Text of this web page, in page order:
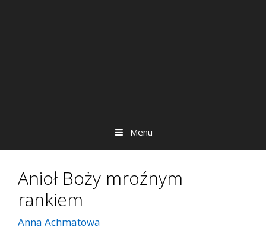
Menu
Anioł Boży mroźnym
rankiem
Anna Achmatowa